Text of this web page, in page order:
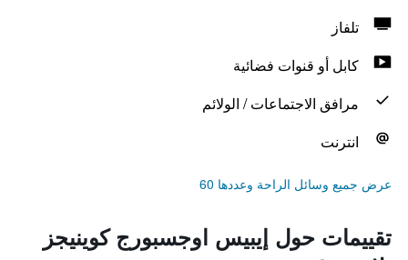
تلفاز
كابل أو قنوات فضائية
مرافق الاجتماعات / الولائم
انترنت
عرض جميع وسائل الراحة وعددها 60
تقييمات حول إيبيس اوجسبورج كوينيجز